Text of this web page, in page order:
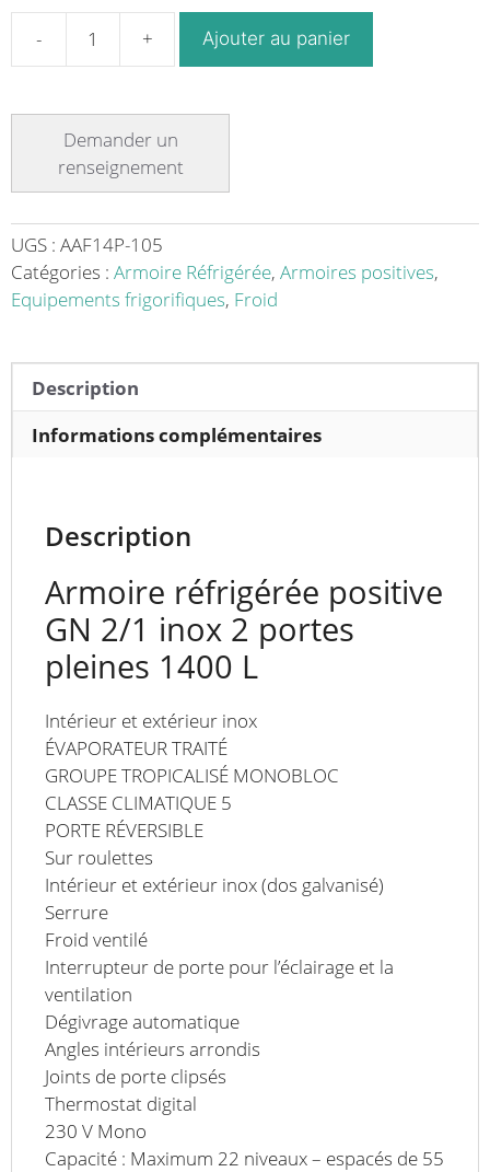
quantité
réfrigérée
positive
GN
inox
2
L
Ajouter au panier
UGS : AAF14P-105
Catégories : Armoire Réfrigérée, Armoires positives,
Equipements frigorifiques, Froid
Description
Informations complémentaires
Description
Armoire réfrigérée positive
GN 2/1 inox 2 portes
pleines 1400 L
Intérieur et extérieur inox
ÉVAPORATEUR TRAITÉ
GROUPE TROPICALISÉ MONOBLOC
CLASSE CLIMATIQUE 5
PORTE RÉVERSIBLE
Sur roulettes
Intérieur et extérieur inox (dos galvanisé)
Serrure
Froid ventilé
Interrupteur de porte pour l’éclairage et la
ventilation
Dégivrage automatique
Angles intérieurs arrondis
Joints de porte clipsés
Thermostat digital
230 V Mono
Capacité : Maximum 22 niveaux – espacés de 55